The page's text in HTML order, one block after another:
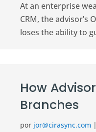
At an enterprise
CRM, the
loses the ability to
How
Branches
por jor@cirasync.com |